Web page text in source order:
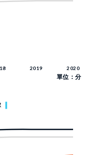
單位：分